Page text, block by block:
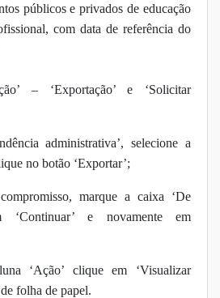
públicos e privados de educação
com data de referência do
– ‘Exportação’ e ‘Solicitar
administrativa’, selecione a
no botão ‘Exportar’;
marque a caixa ‘De
‘Continuar’ e novamente em
‘Ação’ clique em ‘Visualizar
folha de papel.